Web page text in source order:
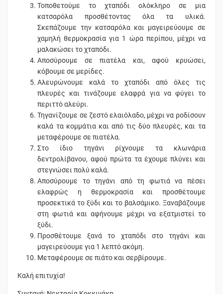
Τοποθετούμε το χταπόδι ολόκληρο σε μια
κατσαρόλα προσθέτοντας όλα τα υλικά.
Σκεπάζουμε την κατσαρόλα και μαγειρεύουμε σε
χαμηλή θερμοκρασία για 1 ώρα περίπου, μέχρι να
μαλακώσει το χταπόδι.
Αποσύρουμε σε πιατέλα και, αφού κρυώσει,
κόβουμε σε μερίδες.
Αλευρώνουμε καλά το χταπόδι από όλες τις
πλευρές και τινάζουμε ελαφρά για να φύγει το
περιττό αλεύρι.
Τηγανίζουμε σε ζεστό ελαιόλαδο, μέχρι να ροδίσουν
καλά τα κομμάτια και από τις δύο πλευρές, και τα
μεταφέρουμε σε πιατέλα.
Στο ίδιο τηγάνι ρίχνουμε τα κλωνάρια
δεντρολίβανου, αφού πρώτα τα έχουμε πλύνει και
στεγνώσει πολύ καλά.
Αποσύρουμε το τηγάνι από τη φωτιά να πέσει
ελαφρώς η θερμοκρασία και προσθέτουμε
προσεκτικά το ξύδι και το βαλσάμικο. Ξαναβάζουμε
στη φωτιά και αφήνουμε μέχρι να εξατμιστεί το
ξύδι.
Προσθέτουμε ξανά το χταπόδι στο τηγάνι και
μαγειρεύουμε για 1 λεπτό ακόμη.
Μεταφέρουμε σε πιάτο και σερβίρουμε.
Καλή επιτυχία!